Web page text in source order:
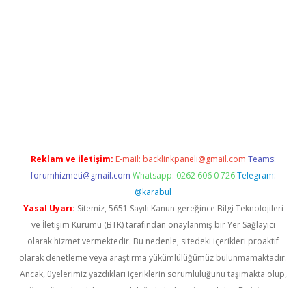
Reklam ve İletişim: E-mail: backlinkpaneli@gmail.com Teams:
forumhizmeti@gmail.com Whatsapp: 0262 606 0 726 Telegram:
@karabul
Yasal Uyarı: Sitemiz, 5651 Sayılı Kanun gereğince Bilgi Teknolojileri
ve İletişim Kurumu (BTK) tarafından onaylanmış bir Yer Sağlayıcı
olarak hizmet vermektedir. Bu nedenle, sitedeki içerikleri proaktif
olarak denetleme veya araştırma yükümlülüğümüz bulunmamaktadır.
Ancak, üyelerimiz yazdıkları içeriklerin sorumluluğunu taşımakta olup,